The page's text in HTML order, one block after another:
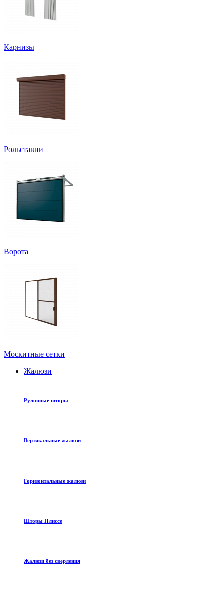
Карнизы
Рольставни
Ворота
Москитные сетки
Жалюзи
Рулонные шторы
Вертикальные жалюзи
Горизонтальные жалюзи
Шторы Плиссе
Жалюзи без сверления